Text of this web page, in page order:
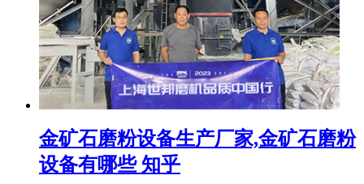
金矿石磨粉设备生产厂家,金矿石磨粉
设备有哪些 知乎